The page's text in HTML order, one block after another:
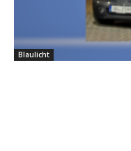
Blaulicht